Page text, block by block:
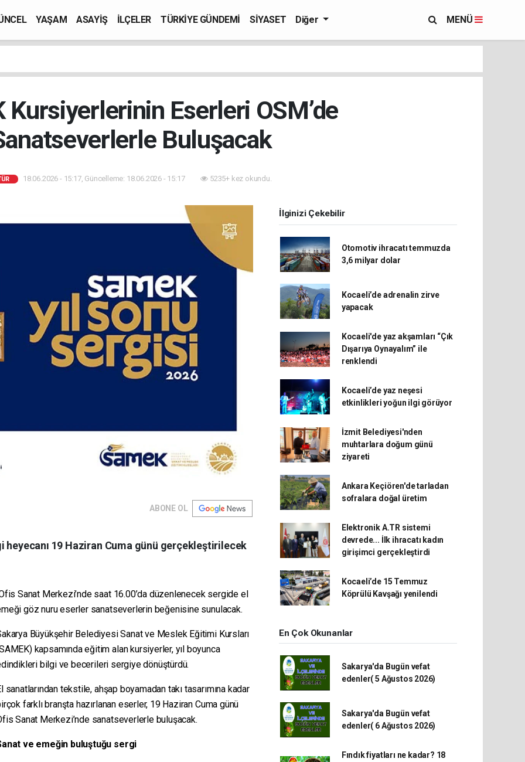
YAŞAM ASAYİŞ İLÇELER TÜRKİYE GÜNDEMİ SİYASET Diğer MENÜ
Kursiyerlerinin Eserleri OSM’de
Buluşacak
18.06.2026 - 15:17, Güncelleme: 18.06.2026 - 15:17 5235+ kez okundu.
ABONE OL
heyecanı 19 Haziran Cuma günü gerçekleştirilecek
Sanat Merkezi’nde saat 16.00’da düzenlenecek sergide el
göz nuru eserler sanatseverlerin beğenisine sunulacak.
Büyükşehir Belediyesi Sanat ve Meslek Eğitimi Kursları
kapsamında eğitim alan kursiyerler, yıl boyunca
bilgi ve becerileri sergiye dönüştürdü.
sanatlarından tekstile, ahşap boyamadan takı tasarımına kadar
farklı branşta hazırlanan eserler, 19 Haziran Cuma günü
Sanat Merkezi’nde sanatseverlerle buluşacak.
ve emeğin buluştuğu sergi
İlginizi Çekebilir
Otomotiv ihracatı temmuzda
3,6 milyar dolar
Kocaeli’de adrenalin zirve
yapacak
Kocaeli'de yaz akşamları “Çık
Dışarıya Oynayalım” ile
renklendi
Kocaeli’de yaz neşesi
etkinlikleri yoğun ilgi görüyor
İzmit Belediyesi'nden
muhtarlara doğum günü
ziyareti
Ankara Keçiören'de tarladan
sofralara doğal üretim
Elektronik A.TR sistemi
devrede... İlk ihracatı kadın
girişimci gerçekleştirdi
Kocaeli’de 15 Temmuz
Köprülü Kavşağı yenilendi
En Çok Okunanlar
Sakarya'da Bugün vefat
edenler( 5 Ağustos 2026)
Sakarya'da Bugün vefat
edenler( 6 Ağustos 2026)
Fındık fiyatları ne kadar? 18